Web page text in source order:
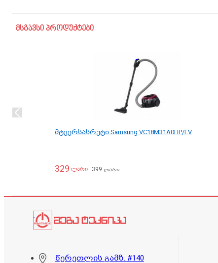
მსგავსი პროდუქტები
მტვერსასრუტი Samsung VC18M31A0HP/EV
329 ლარი 399ლარი
წერეთლის გამზ. #140